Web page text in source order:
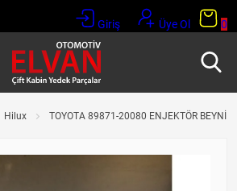
Giriş Üye Ol 0
Hilux TOYOTA 89871-20080 ENJEKTÖR BEYNİ